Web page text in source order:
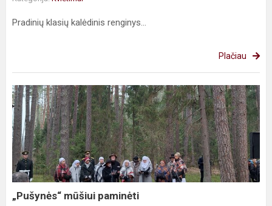
Pradinių klasių kalėdinis renginys...
Plačiau
„Pušynės“
mūšiui
paminėti
„Pušynės“ mūšiui paminėti